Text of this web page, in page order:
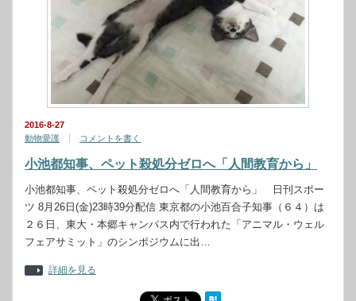
2016-8-27
動物愛護
コメントを書く
小池都知事、ペット殺処分ゼロへ「人間教育から」
小池都知事、ペット殺処分ゼロへ「人間教育から」 日刊スポー
ツ 8月26日(金)23時39分配信 東京都の小池百合子知事（６４）は
２６日、東大・本郷キャンパス内で行われた「アニマル・ウェル
フェアサミット」のシンポジウムに出…
詳細を見る